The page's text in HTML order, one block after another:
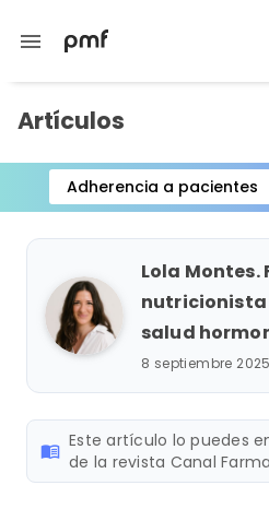
menu
Artículos
Adherencia a pacientes
Item
1
Lola
nutricionista
salud
8 septiembre 2025
menu_book Este artículo lo puedes
de la revista Canal